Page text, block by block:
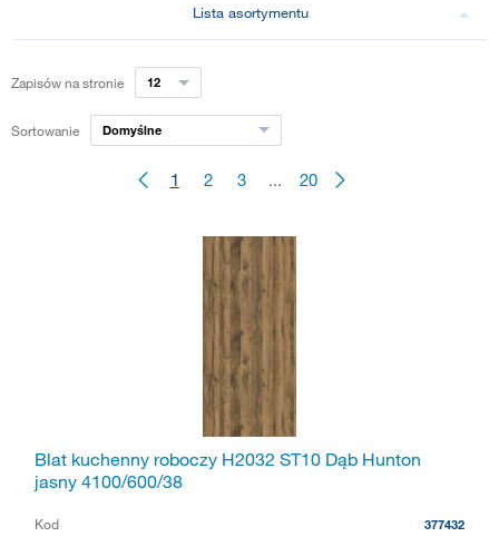
Lista asortymentu
Zapisów na stronie 12
Sortowanie Domyślne
1 2 3 ... 20
Blat kuchenny roboczy H2032 ST10 Dąb Hunton
jasny 4100/600/38
Kod 377432